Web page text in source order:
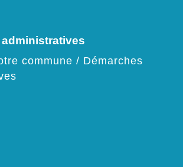
commune / Démarches